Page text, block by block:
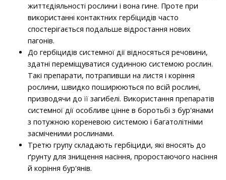
життєдіяльності рослини і вона гине. Проте при
використанні контактних гербіцидів часто
спостерігається подальше відростання нових
пагонів.
До гербіцидів системної дії відносяться речовини,
здатні переміщуватися судинною системою рослин.
Такі препарати, потрапивши на листя і коріння
рослини, швидко поширюються по всій рослині,
призводячи до її загибелі. Використання препаратів
системної дії особливе цінне в боротьбі з бур'янами
з потужною кореневою системою і багатолітніми
засміченими рослинами.
Третю групу складають гербіциди, які вносять до
ґрунту для знищення насіння, проростаючого насіння
й коріння бур'янів.